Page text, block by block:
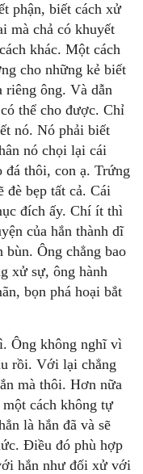
phận, biết cách xử
mà chả có khuyết
khác. Một cách
cho những kẻ biết
riêng ông. Và dẫn
thể cho được. Chỉ
nó. Nó phải biết
nó chọi lại cái
đá thôi, con ạ. Trứng
đè bẹp tất cả. Cái
đích ấy. Chí ít thì
của hắn thành dĩ
bùn. Ông chẳng bao
xử sự, ông hành
bọn phá hoại bắt
Ông không nghĩ vì
rồi. Với lại chẳng
mà thôi. Hơn nữa
cách không tự
là hắn đã và sẽ
Điều đó phù hợp
hắn như đối xử với